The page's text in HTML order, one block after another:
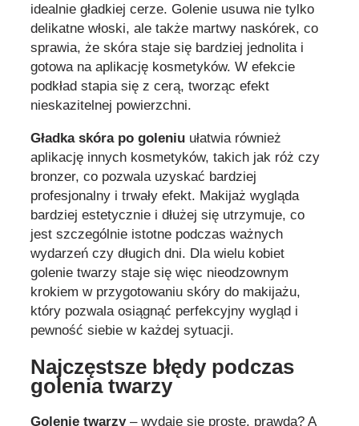
idealnie gładkiej cerze. Golenie usuwa nie tylko
delikatne włoski, ale także martwy naskórek, co
sprawia, że skóra staje się bardziej jednolita i
gotowa na aplikację kosmetyków. W efekcie
podkład stapia się z cerą, tworząc efekt
nieskazitelnej powierzchni.
Gładka skóra po goleniu ułatwia również
aplikację innych kosmetyków, takich jak róż czy
bronzer, co pozwala uzyskać bardziej
profesjonalny i trwały efekt. Makijaż wygląda
bardziej estetycznie i dłużej się utrzymuje, co
jest szczególnie istotne podczas ważnych
wydarzeń czy długich dni. Dla wielu kobiet
golenie twarzy staje się więc nieodzownym
krokiem w przygotowaniu skóry do makijażu,
który pozwala osiągnąć perfekcyjny wygląd i
pewność siebie w każdej sytuacji.
Najczęstsze błędy podczas
golenia twarzy
Golenie twarzy– wydaje się proste, prawda? A